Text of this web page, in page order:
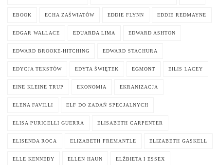
EBOOK ECHA ZAŚWIATÓW EDDIE FLYNN EDDIE REDMAYNE
EDGAR WALLACE EDUARDA LIMA EDWARD ASHTON
EDWARD BROOKE-HITCHING EDWARD STACHURA
EDYCJA TEKSTÓW EDYTA ŚWIĘTEK EGMONT EILIS LACEY
EINE KLEINE TRUP EKONOMIA EKRANIZACJA
ELENA FAVILLI ELF DO ZADAŃ SPECJALNYCH
ELISA PURICELLI GUERRA ELISABETH CARPENTER
ELISENDA ROCA ELIZABETH FREMANTLE ELIZABETH GASKELL
ELLE KENNEDY ELLEN HAUN ELŻBIETA I ESSEX